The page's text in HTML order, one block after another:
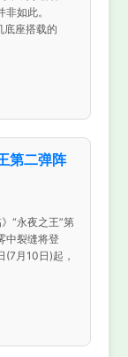
如此。
底座搭载的
第二弹阵
“永夜之王”第
中裂缝将登
(7月10日)起，